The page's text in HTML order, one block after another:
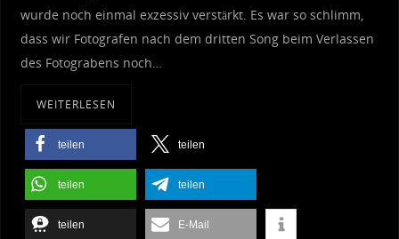
wurde noch einmal exzessiv verstärkt. Es war so schlimm,
dass wir Fotografen nach dem dritten Song beim Verlassen
des Fotograbens noch…
WEITERLESEN
teilen teilen
teilen teilen
teilen E-Mail